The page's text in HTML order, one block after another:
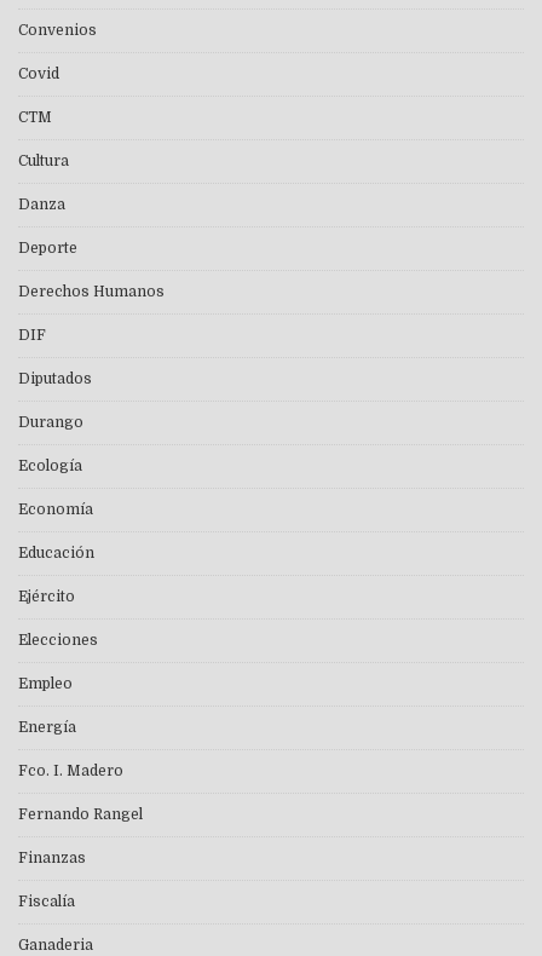
Convenios
Covid
CTM
Cultura
Danza
Deporte
Derechos Humanos
DIF
Diputados
Durango
Ecología
Economía
Educación
Ejército
Elecciones
Empleo
Energía
Fco. I. Madero
Fernando Rangel
Finanzas
Fiscalía
Ganaderia